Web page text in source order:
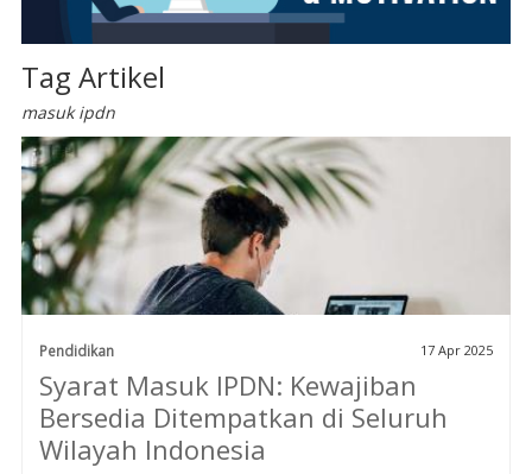
Tag Artikel
masuk ipdn
Pendidikan 17 Apr 2025
Syarat Masuk IPDN: Kewajiban
Bersedia Ditempatkan di Seluruh
Wilayah Indonesia